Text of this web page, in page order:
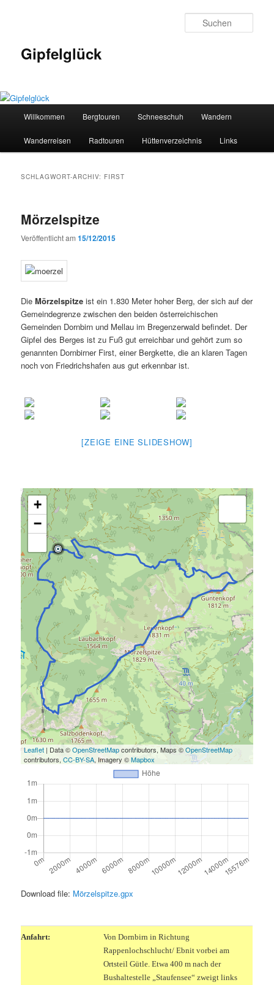
Gipfelglück
Willkommen Bergtouren Schneeschuh Wandern
Wanderreisen Radtouren Hüttenverzeichnis Links
SCHLAGWORT-ARCHIV: FIRST
Mörzelspitze
Veröffentlicht am15/12/2015
DieMörzelspitze ist ein 1.830 Meter hoher Berg, der sich auf der
Gemeindegrenze zwischen den beiden österreichischen
Gemeinden Dornbirn und Mellau im Bregenzerwald befindet. Der
Gipfel des Berges ist zu Fuß gut erreichbar und gehört zum so
genannten Dornbirner First, einer Bergkette, die an klaren Tagen
noch von Friedrichshafen aus gut erkennbar ist.
[ZEIGE EINE SLIDESHOW]
+
−
Leaflet | Data ©OpenStreetMapcontributors, Maps ©OpenStreetMap
contributors,CC-BY-SA, Imagery ©Mapbox
Download file: Mörzelspitze.gpx
Anfahrt:
Von Dornbirn in Richtung
Rappenlochschlucht/ Ebnit vorbei am
Ortsteil Gütle. Etwa 400 m nach der
Bushaltestelle „Staufensee“ zweigt links